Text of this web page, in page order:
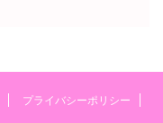
プライバシーポリシー